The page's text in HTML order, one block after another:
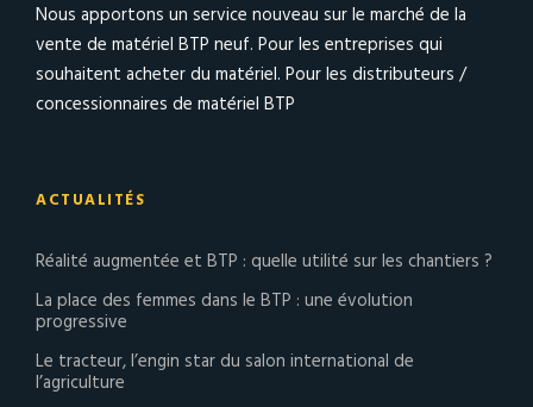
Nous apportons un service nouveau sur le marché de la
vente de matériel BTP neuf. Pour les entreprises qui
souhaitent acheter du matériel. Pour les distributeurs /
concessionnaires de matériel BTP
ACTUALITÉS
Réalité augmentée et BTP : quelle utilité sur les chantiers ?
La place des femmes dans le BTP : une évolution
progressive
Le tracteur, l’engin star du salon international de
l’agriculture